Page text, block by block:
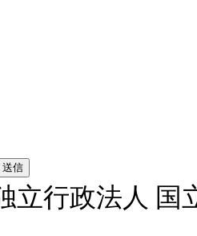
立行政法人 国